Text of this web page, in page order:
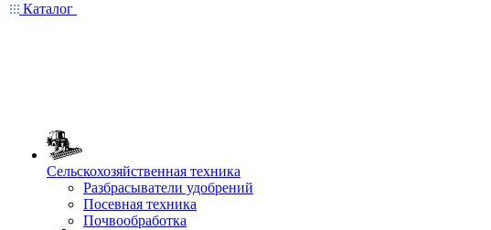
Каталог
Сельскохозяйственная техника
Разбрасыватели удобрений
Посевная техника
Почвообработка